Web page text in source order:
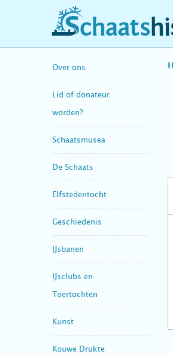
schaatshistorie.nl
Over ons
Lid of donateur
worden?
Schaatsmusea
De Schaats
Elfstedentocht
Geschiedenis
IJsbanen
IJsclubs en
Toertochten
Kunst
Kouwe Drukte